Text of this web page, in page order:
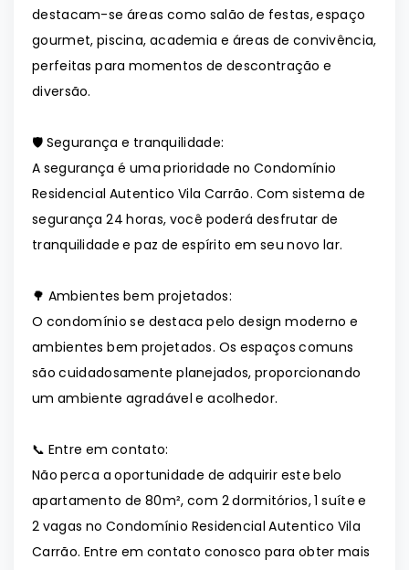
destacam-se áreas como salão de festas, espaço
gourmet, piscina, academia e áreas de convivência,
perfeitas para momentos de descontração e
diversão.
🛡️ Segurança e tranquilidade:
A segurança é uma prioridade no Condomínio
Residencial Autentico Vila Carrão. Com sistema de
segurança 24 horas, você poderá desfrutar de
tranquilidade e paz de espírito em seu novo lar.
🌳 Ambientes bem projetados:
O condomínio se destaca pelo design moderno e
ambientes bem projetados. Os espaços comuns
são cuidadosamente planejados, proporcionando
um ambiente agradável e acolhedor.
📞 Entre em contato:
Não perca a oportunidade de adquirir este belo
apartamento de 80m², com 2 dormitórios, 1 suíte e
2 vagas no Condomínio Residencial Autentico Vila
Carrão. Entre em contato conosco para obter mais